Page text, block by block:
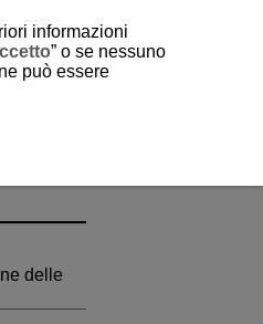
delle
informazioni
” o se nessuno
può essere